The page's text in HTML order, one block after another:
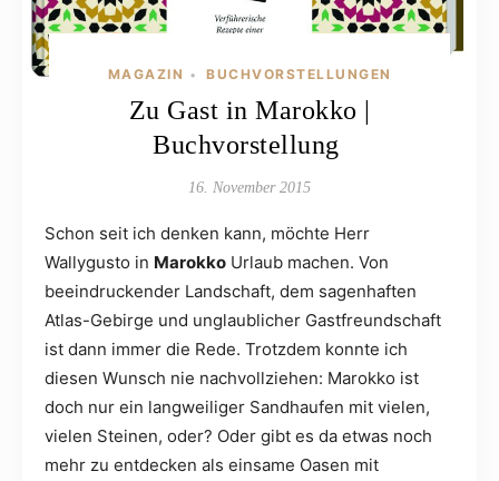
MAGAZIN • BUCHVORSTELLUNGEN
Zu Gast in Marokko |
Buchvorstellung
16. November 2015
Schon seit ich denken kann, möchte Herr
Wallygusto in Marokko Urlaub machen. Von
beeindruckender Landschaft, dem sagenhaften
Atlas-Gebirge und unglaublicher Gastfreundschaft
ist dann immer die Rede. Trotzdem konnte ich
diesen Wunsch nie nachvollziehen: Marokko ist
doch nur ein langweiliger Sandhaufen mit vielen,
vielen Steinen, oder? Oder gibt es da etwas noch
mehr zu entdecken als einsame Oasen mit